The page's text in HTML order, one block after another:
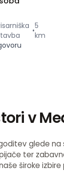
•5
km
v
glede
ter
široke